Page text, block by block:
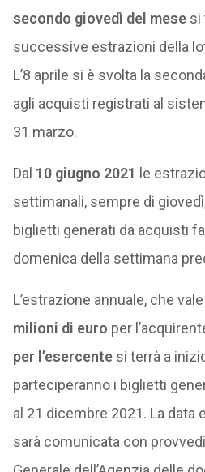
secondo giovedì del mesesi
successive estrazioni della
L’8 aprile si è svolta la
agli acquisti registrati al
31 marzo.
Dal 10 giugno 2021 le
settimanali, sempre di
biglietti generati da acquisti
domenica della settimana
L’estrazione annuale, che vale
milioni di euro per
per l’esercentesi terrà a
parteciperanno i biglietti
al 21 dicembre 2021. La data
sarà comunicata con